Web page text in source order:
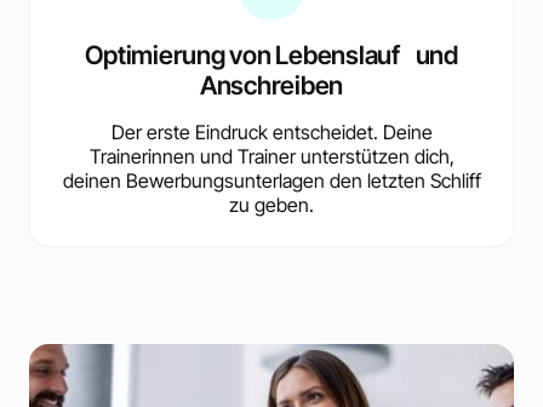
Optimierung von Lebenslauf und
Anschreiben
Der erste Eindruck entscheidet. Deine
Trainerinnen und Trainer unterstützen dich,
deinen Bewerbungsunterlagen den letzten Schliff
zu geben.